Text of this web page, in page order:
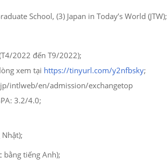
School, (3) Japan in Today’s World (JTW);
2022 đến T9/2022);
xem tại https://tinyurl.com/y2nfbsky;
intlweb/en/admission/exchangetop
3.2/4.0;
bằng tiếng Anh);